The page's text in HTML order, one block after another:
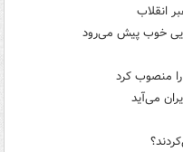
خوب پیش می‌رود
را منصوب کرد
می‌آید